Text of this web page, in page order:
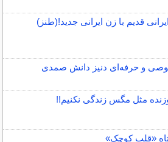
قدیم با زن ایرانی جدید!(طنز)
و حرفه‌ای دنیز دانش صمدی
مثل مگس زندگی نکنیم!!
«قلب کوچک»